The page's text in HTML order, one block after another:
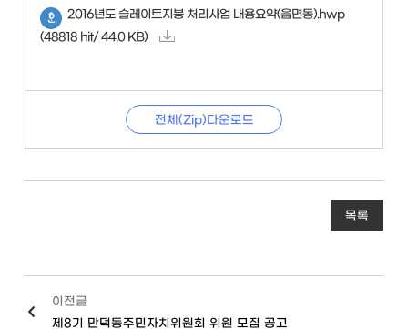
2016년도 슬레이트지붕 처리사업 내용요약(읍면동).hwp
(48818 hit/ 44.0 KB)
전체(Zip)다운로드
목록
이전글
제8기 만덕동주민자치위원회 위원 모집 공고